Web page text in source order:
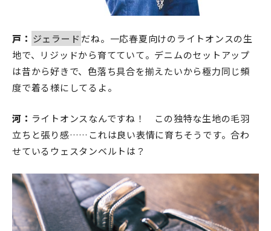
戸： ジェラード だね。一応春夏向けのライトオンスの生
地で、リジッドから育てていて。デニムのセットアップ
は昔から好きで、色落ち具合を揃えたいから極力同じ頻
度で着る様にしてるよ。
河： ライトオンスなんですね！ この独特な生地の毛羽
立ちと張り感……これは良い表情に育ちそうです。合わ
せているウェスタンベルトは？